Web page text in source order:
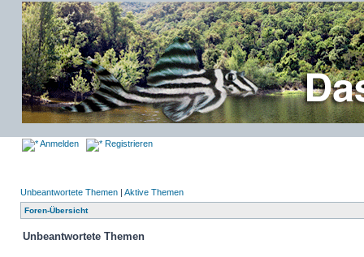
Anmelden Registrieren
Unbeantwortete Themen | Aktive Themen
Foren-Übersicht
Unbeantwortete Themen